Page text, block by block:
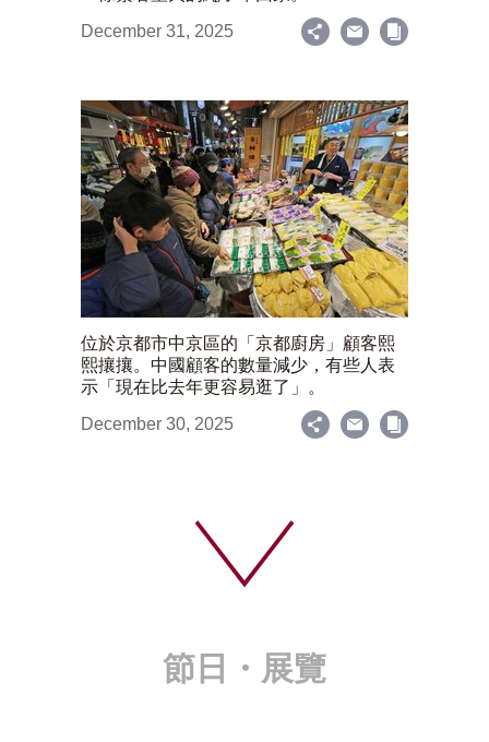
December 31, 2025
位於京都市中京區的「京都廚房」顧客熙
熙攘攘。中國顧客的數量減少，有些人表
示「現在比去年更容易逛了」。
December 30, 2025
節日・展覽